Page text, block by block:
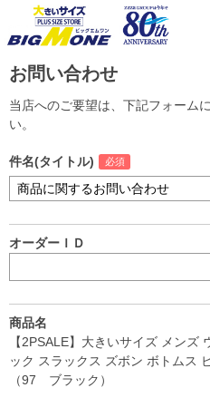
お問い合わせ
当店へのご要望は、下記フォーム
い。
件名(タイトル)
オーダーＩＤ
商品名
【2PSALE】大きいサイズ メンズ
ック スラックス ズボン ボトムス
（97 ブラック）